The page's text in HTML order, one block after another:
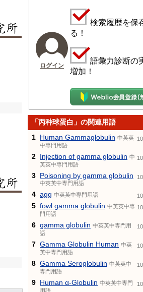
ログイン
検索履歴を保
る！
語彙力診断の
増加！
「丙种球蛋白」の関連用語
1 Human Gammaglobulin 中英英
中専門用語
2 Injection of gamma globulin 中
英英中専門用語
3 Poisoning by gamma globulin
中英英中専門用語
4 agg 中英英中専門用語
5 fowl gamma globulin 中英英中専
門用語
6 gamma globulin 中英英中専門用
語
7 Gamma Globulin Human 中英
英中専門用語
8 Gamma Seroglobulin 中英英中
専門用語
9 Human α-Globulin 中英英中専門
用語